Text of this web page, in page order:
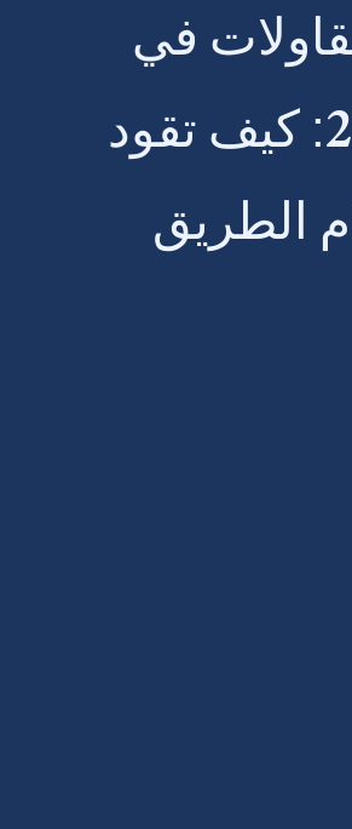
في
2025: كيف تقود
الطريق